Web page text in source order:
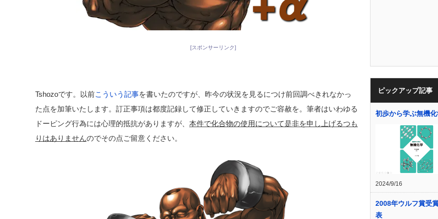
[スポンサーリンク]
Tshozoです。以前こういう記事を書いたのですが、昨今の状況を見るにつけ前回調べきれなかっ
た点を加筆いたします。訂正事項は都度記録して修正していきますのでご容赦を。筆者はいわゆる
ドーピング行為には心理的抵抗がありますが、 本件で化合物の使用について是非を申し上げるつも
りはありませんのでその点ご留意ください。
ピックアップ記事
初歩から学ぶ無機
2024/9/16
2008年ウルフ賞受
表